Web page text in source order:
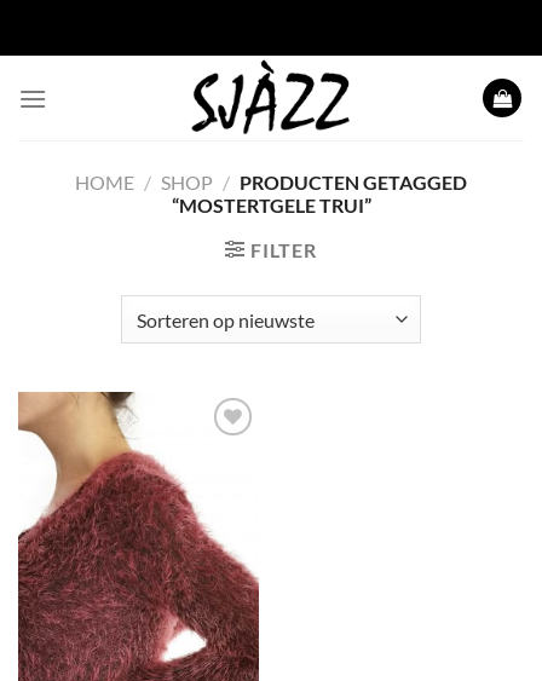
HOME / SHOP / PRODUCTEN GETAGGED
“MOSTERTGELE TRUI”
FILTER